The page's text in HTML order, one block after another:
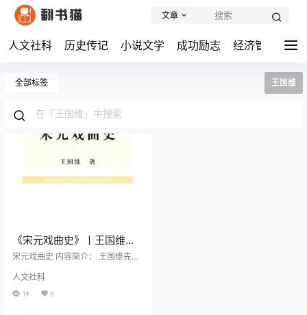
人文社科 历史传记 小说文学 成功励志 经济管理 学
文章
全部标签 王国维
《宋元戏曲史》丨王国维丨
戏曲研究开山之作
宋元戏曲史 内容简介： 王国维先生
领域的一部奠基之作，其重要性和
影响力至今仍在学术界广受认可。
人文社科
19 0